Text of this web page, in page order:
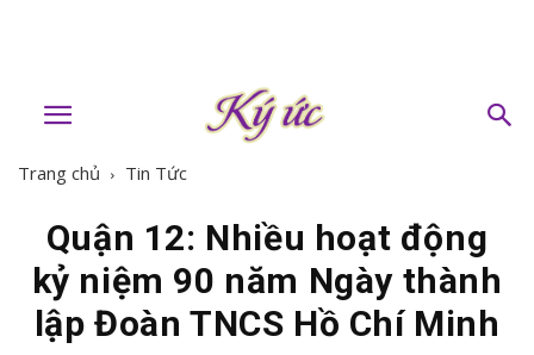
Trang chủ Tin Tức
Quận 12: Nhiều hoạt động
kỷ niệm 90 năm Ngày thành
lập Đoàn TNCS Hồ Chí Minh